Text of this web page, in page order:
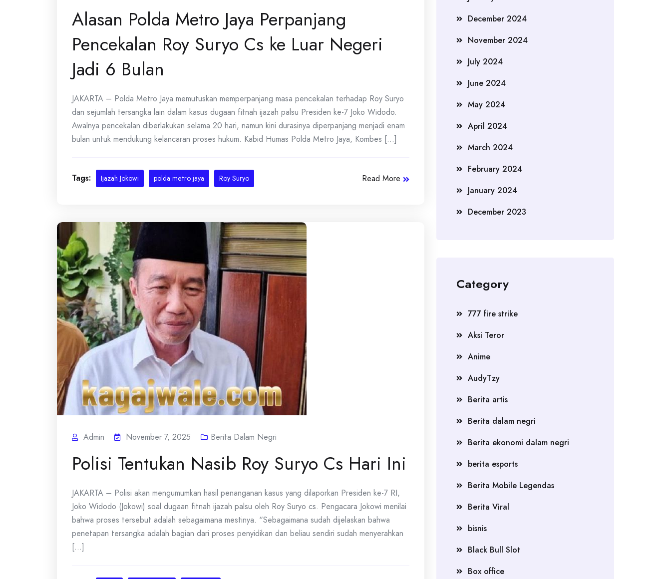
Alasan Polda Metro Jaya Perpanjang
Pencekalan Roy Suryo Cs ke Luar Negeri
Jadi 6 Bulan
JAKARTA – Polda Metro Jaya memutuskan memperpanjang masa pencekalan terhadap Roy Suryo
dan sejumlah tersangka lain dalam kasus dugaan fitnah ijazah palsu Presiden ke-7 Joko Widodo.
Awalnya pencekalan diberlakukan selama 20 hari, namun kini durasinya diperpanjang menjadi enam
bulan untuk mendukung kelancaran proses hukum. Kabid Humas Polda Metro Jaya, Kombes [...]
Tags: Ijazah Jokowi polda metro jaya Roy Suryo Read More
Admin November 7, 2025 Berita Dalam Negri
Polisi Tentukan Nasib Roy Suryo Cs Hari Ini
JAKARTA – Polisi akan mengumumkan hasil penanganan kasus yang dilaporkan Presiden ke-7 RI,
Joko Widodo (Jokowi) soal dugaan fitnah ijazah palsu oleh Roy Suryo cs. Pengacara Jokowi menilai
bahwa proses tersebut adalah sebagaimana mestinya. “Sebagaimana sudah dijelaskan bahwa
penetapan tersangka adalah bagian dari proses penyidikan dan beliau sendiri sudah menyerahkan
[...]
December 2024
November 2024
July 2024
June 2024
May 2024
April 2024
March 2024
February 2024
January 2024
December 2023
Category
777 fire strike
Aksi Teror
Anime
AudyTzy
Berita artis
Berita dalam negri
Berita ekonomi dalam negri
berita esports
Berita Mobile Legendas
Berita Viral
bisnis
Black Bull Slot
Box office